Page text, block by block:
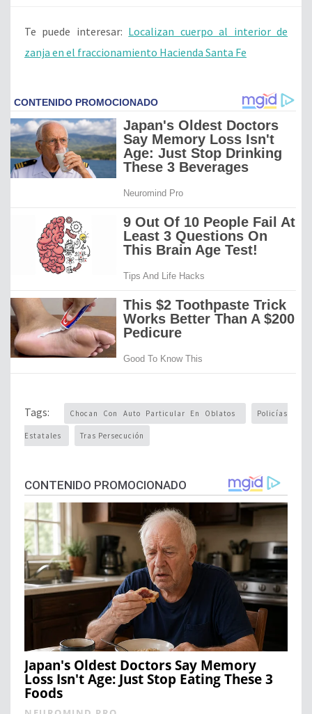
Te puede interesar: Localizan cuerpo al interior de
zanja en el fraccionamiento Hacienda Santa Fe
Tags: Chocan Con Auto Particular En Oblatos Policías
Estatales Tras Persecución
CONTENIDO PROMOCIONADO
Japan's Oldest Doctors Say Memory
Loss Isn't Age: Just Stop Eating These 3
Foods